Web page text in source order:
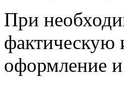
При
фактическую
оформление